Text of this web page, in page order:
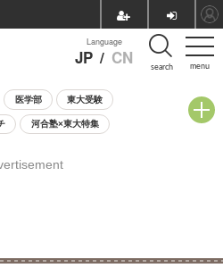
menu
Language
JP / CN search
医学部 東大受験
河合塾×東大特集
校説明会・相談会